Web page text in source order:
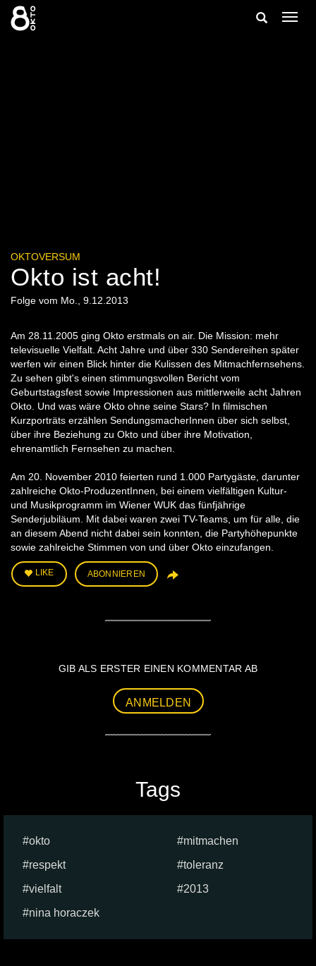
Zum
Inhalt
springen
Suche
OKTOVERSUM
Okto ist acht!
Folge vom Mo., 9.12.2013
Am 28.11.2005 ging Okto erstmals on air. Die Mission: mehr
televisuelle Vielfalt. Acht Jahre und über 330 Sendereihen später
werfen wir einen Blick hinter die Kulissen des Mitmachfernsehens.
Zu sehen gibt's einen stimmungsvollen Bericht vom
Geburtstagsfest sowie Impressionen aus mittlerweile acht Jahren
Okto. Und was wäre Okto ohne seine Stars? In filmischen
Kurzporträts erzählen SendungsmacherInnen über sich selbst,
über ihre Beziehung zu Okto und über ihre Motivation,
ehrenamtlich Fernsehen zu machen.
Am 20. November 2010 feierten rund 1.000 Partygäste, darunter
zahlreiche Okto-ProduzentInnen, bei einem vielfältigen Kultur-
und Musikprogramm im Wiener WUK das fünfjährige
Senderjubiläum. Mit dabei waren zwei TV-Teams, um für alle, die
an diesem Abend nicht dabei sein konnten, die Partyhöhepunkte
sowie zahlreiche Stimmen von und über Okto einzufangen.
LIKE ABONNIEREN
GIB ALS ERSTER EINEN KOMMENTAR AB
ANMELDEN
Tags
okto
mitmachen
respekt
toleranz
vielfalt
2013
nina horaczek